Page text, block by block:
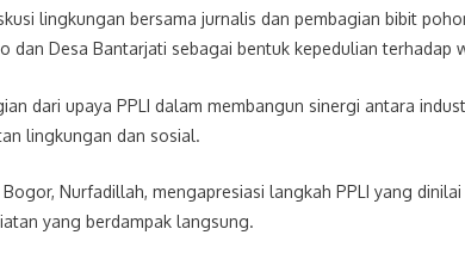
lingkungan bersama jurnalis dan pembagian bibit
dan Desa Bantarjati sebagai bentuk kepedulian
dari upaya PPLI dalam membangun sinergi antara
lingkungan dan sosial.
Nurfadillah, mengapresiasi langkah PPLI yang
yang berdampak langsung.